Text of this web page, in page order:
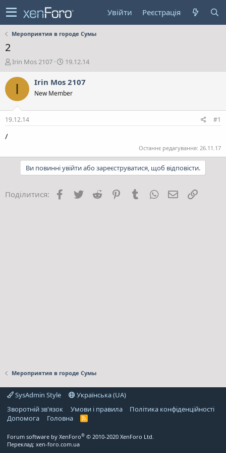
Увійти Реєстрація
Мероприятия в городе Сумы
2
А
т
р
е
м
Irin Mos 2107
Д
т
с
н
я
19.12.14
I Irin Mos 2107
New Member
19.12.14 #1
/
Останнє редагування: 26.11.17
Ви повинні увійти або зареєструватися, щоб відповісти.
Поділитися: Facebook
Twitter Reddit PinterestTumblrWhatsApp
E-mail
Мероприятия в городе Сумы
SysAdmin Style
Українська (UA)
Зворотній зв'язок
Умови і правила
Політика конфіденційності
Дoпoмoга
Головна
R
Forum software by XenForo® © 2010-2020 XenForo Ltd.
Переклад: xen-foro.com.ua